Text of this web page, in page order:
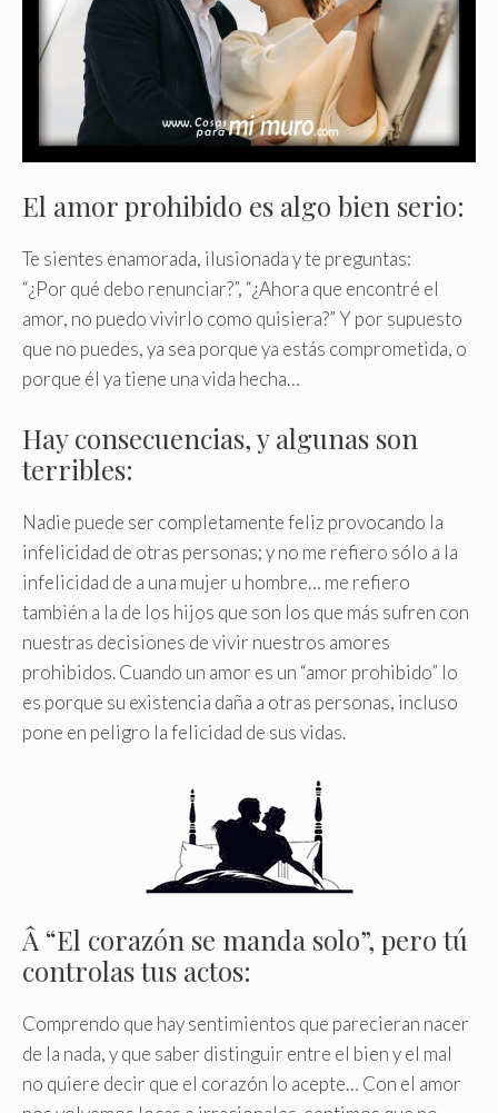
El amor prohibido es algo bien serio:
Te sientes enamorada, ilusionada y te preguntas:
“¿Por qué debo renunciar?”, “¿Ahora que encontré el
amor, no puedo vivirlo como quisiera?” Y por supuesto
que no puedes, ya sea porque ya estás comprometida, o
porque él ya tiene una vida hecha…
Hay consecuencias, y algunas son
terribles:
Nadie puede ser completamente feliz provocando la
infelicidad de otras personas; y no me refiero sólo a la
infelicidad de a una mujer u hombre… me refiero
también a la de los hijos que son los que más sufren con
nuestras decisiones de vivir nuestros amores
prohibidos. Cuando un amor es un “amor prohibido” lo
es porque su existencia daña a otras personas, incluso
pone en peligro la felicidad de sus vidas.
Â “El corazón se manda solo”, pero tú
controlas tus actos:
Comprendo que hay sentimientos que parecieran nacer
de la nada, y que saber distinguir entre el bien y el mal
no quiere decir que el corazón lo acepte… Con el amor